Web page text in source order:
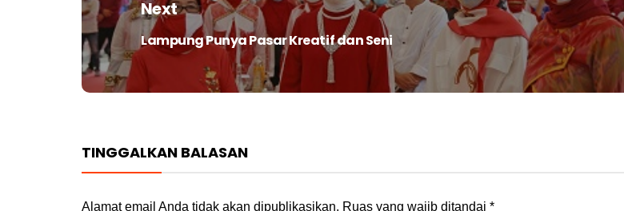
Next
Next
Lampung Punya Pasar Kreatif dan Seni
TINGGALKAN BALASAN
Alamat email Anda tidak akan dipublikasikan. Ruas yang wajib ditandai *